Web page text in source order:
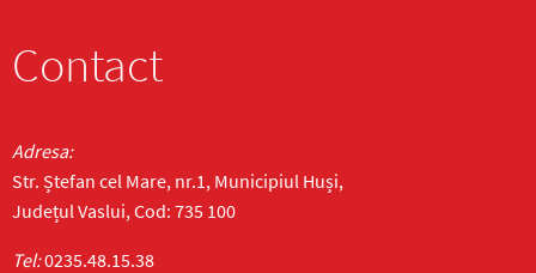
Contact
Adresa:
Str. Ștefan cel Mare, nr.1, Municipiul Huși,
Județul Vaslui, Cod: 735 100
Tel:0235.48.15.38